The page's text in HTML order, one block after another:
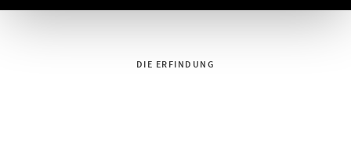
DIE ERFINDUNG